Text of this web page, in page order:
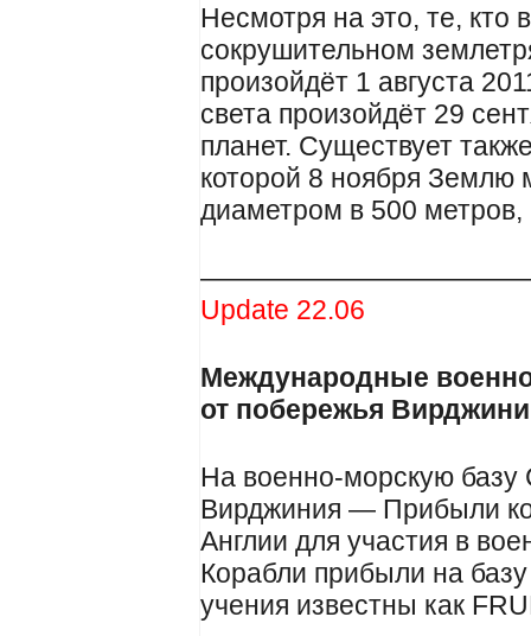
Несмотря на это, те, кто
сокрушительном
произойдёт 1 августа
света произойдёт 29
планет. Существует
которой 8 ноября Землю
диаметром в 500
Update 22.06
Международные
от побережья
На военно-морскую
Вирджиния — Прибыли
Англии для участия в
Корабли прибыли на
учения известны как